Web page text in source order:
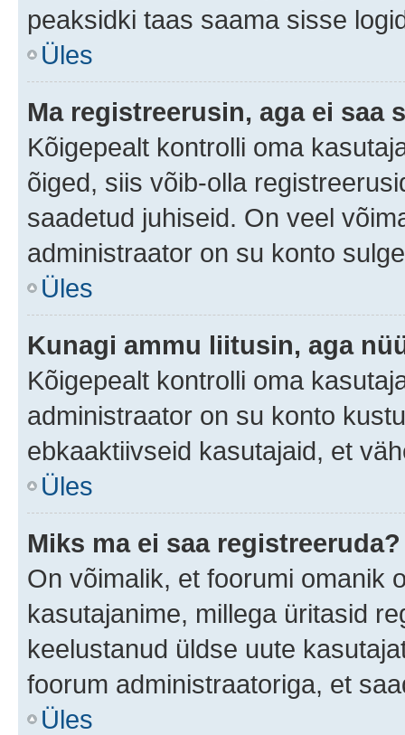
peaksidki taas saama sisse
Üles
Ma registreerusin, aga ei saa
Kõigepealt kontrolli oma
õiged, siis võib-olla
saadetud juhiseid. On veel
administraator on su konto
Üles
Kunagi ammu liitusin, aga
Kõigepealt kontrolli oma
administraator on su konto
ebkaaktiivseid kasutajaid, et
Üles
Miks ma ei saa registreeruda?
On võimalik, et foorumi omanik
kasutajanime, millega üritasid
keelustanud üldse uute
foorum administraatoriga, et
Üles